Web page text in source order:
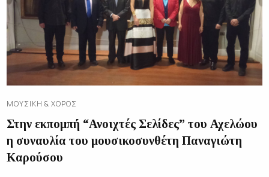
ΜΟΥΣΙΚΉ & ΧΟΡΌΣ
Στην εκπομπή “Ανοιχτές Σελίδες” του Αχελώου
η συναυλία του μουσικοσυνθέτη Παναγιώτη
Καρούσου